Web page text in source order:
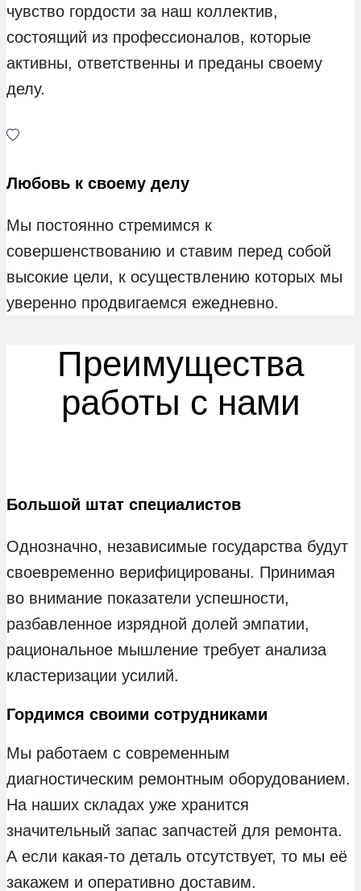
чувство гордости за наш коллектив,
состоящий из профессионалов, которые
активны, ответственны и преданы своему
делу.
Любовь к своему делу
Мы постоянно стремимся к
совершенствованию и ставим перед собой
высокие цели, к осуществлению которых мы
уверенно продвигаемся ежедневно.
Преимущества
работы с нами
Большой штат специалистов
Однозначно, независимые государства будут
своевременно верифицированы. Принимая
во внимание показатели успешности,
разбавленное изрядной долей эмпатии,
рациональное мышление требует анализа
кластеризации усилий.
Гордимся своими сотрудниками
Мы работаем с современным
диагностическим ремонтным оборудованием.
На наших складах уже хранится
значительный запас запчастей для ремонта.
А если какая‑то деталь отсутствует, то мы её
закажем и оперативно доставим.